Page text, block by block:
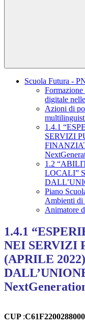
Scuola Futura -
Formazione
digitale
Azioni di
1.4.1
SERVIZI
1.2
LOCALI”
Piano
Ambienti di
Animatore
1.4.1
NEI SERVIZI
(APRILE
CUP :